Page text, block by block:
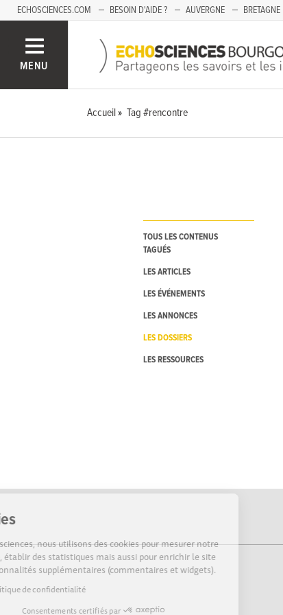
Sur Echosciences, nous utilisons des cookies pour mesurer notre
audience, établir des statistiques mais aussi pour enrichir le site
de fonctionnalités supplémentaires (commentaires et widgets).
Lire la politique de confidentialité
Consentements certifiés par
ECHOSCIENCES.COM BESOIN D'AIDE ? AUVERGNE BRETAGNE
MENU
Accueil Tag #rencontre
TOUS LES CONTENUS
TAGUÉS
LES ARTICLES
LES ÉVÉNEMENTS
LES ANNONCES
LES DOSSIERS
LES RESSOURCES